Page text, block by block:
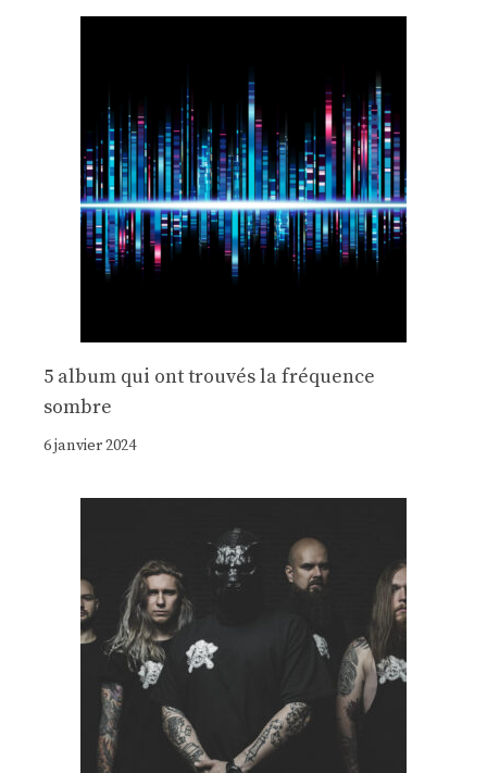
5 album qui ont trouvés la fréquence
sombre
6 janvier 2024